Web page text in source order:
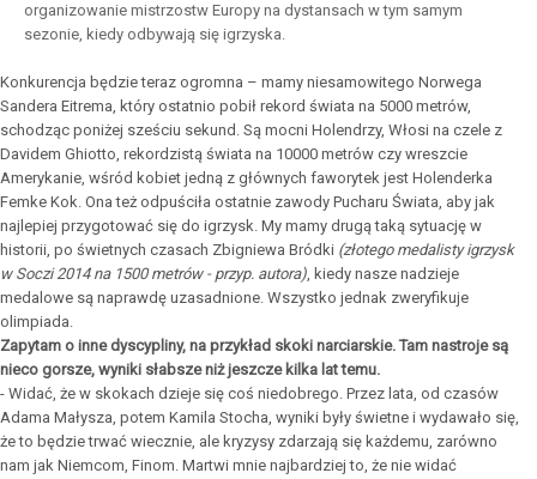
organizowanie mistrzostw Europy na dystansach w tym samym
sezonie, kiedy odbywają się igrzyska.
Konkurencja będzie teraz ogromna – mamy niesamowitego Norwega
Sandera Eitrema, który ostatnio pobił rekord świata na 5000 metrów,
schodząc poniżej sześciu sekund. Są mocni Holendrzy, Włosi na czele z
Davidem Ghiotto, rekordzistą świata na 10000 metrów czy wreszcie
Amerykanie, wśród kobiet jedną z głównych faworytek jest Holenderka
Femke Kok. Ona też odpuściła ostatnie zawody Pucharu Świata, aby jak
najlepiej przygotować się do igrzysk. My mamy drugą taką sytuację w
historii, po świetnych czasach Zbigniewa Bródki (złotego medalisty igrzysk
w Soczi 2014 na 1500 metrów - przyp. autora), kiedy nasze nadzieje
medalowe są naprawdę uzasadnione. Wszystko jednak zweryfikuje
olimpiada.
Zapytam o inne dyscypliny, na przykład skoki narciarskie. Tam nastroje są
nieco gorsze, wyniki słabsze niż jeszcze kilka lat temu.
- Widać, że w skokach dzieje się coś niedobrego. Przez lata, od czasów
Adama Małysza, potem Kamila Stocha, wyniki były świetne i wydawało się,
że to będzie trwać wiecznie, ale kryzysy zdarzają się każdemu, zarówno
nam jak Niemcom, Finom. Martwi mnie najbardziej to, że nie widać